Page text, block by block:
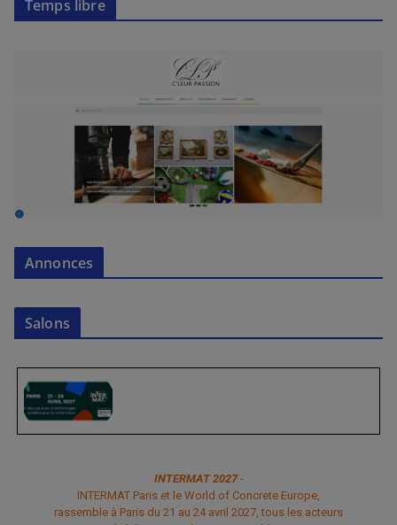
Temps libre
Annonces
Salons
INTERMAT 2027-
INTERMAT Paris et le World of Concrete Europe,
rassemble à Paris du 21 au 24 avril 2027, tous les acteurs